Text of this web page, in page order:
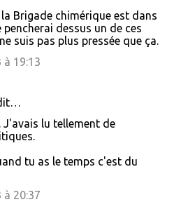
Brigade chimérique est dans
pencherai dessus un de ces
suis pas plus pressée que ça.
à 19:13
J'avais lu tellement de
tu as le temps c'est du
à 20:37